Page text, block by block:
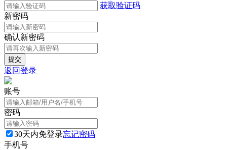
获取验证码
新密码
确认新密码
返回登录
账号
密码
30天内免登录忘记密码
手机号